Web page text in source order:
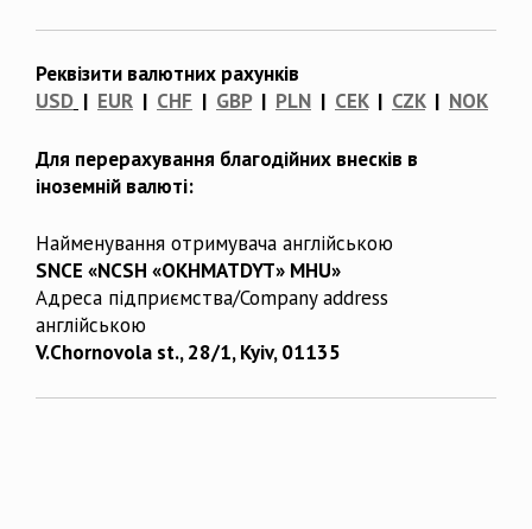
Реквізити валютних рахунків
USD | EUR | CHF | GBP| PLN | CEK| CZK| NOK
Для перерахування благодійних внесків в
іноземній валюті:
Найменування отримувача англійською
SNCE «NCSH «OKHMATDYT» MHU»
Адреса підприємства/Company address
англійською
V.Chornovola st., 28/1, Kyiv, 01135